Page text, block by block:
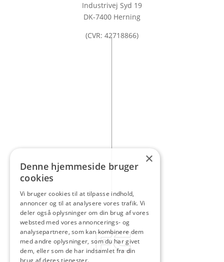
Industrivej Syd 19
DK-7400 Herning
(CVR: 42718866)
×
Denne hjemmeside bruger
cookies
Vi bruger cookies til at tilpasse indhold,
annoncer og til at analysere vores trafik. Vi
deler også oplysninger om din brug af vores
websted med vores annoncerings- og
analysepartnere, som kan kombinere dem
med andre oplysninger, som du har givet
dem, eller som de har indsamlet fra din
brug af deres tjenester.